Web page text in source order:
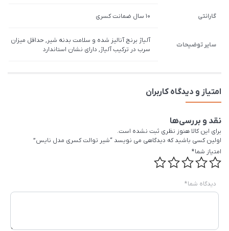
گارانتی 10 سال ضمانت کسری
سایر توضیحات
آلیاژ برنج آنالیز شده و سلامت بدنه شیر, حداقل میزان
سرب در ترکیب آلیاژ, دارای نشان استاندارد
امتیاز و دیدگاه کاربران
نقد و بررسی‌ها
برای این کالا هنوز نظری ثبت نشده است.
اولین کسی باشید که دیدگاهی می نویسد “شیر توالت کسری مدل نایس”
امتیاز شما*
دیدگاه شما*